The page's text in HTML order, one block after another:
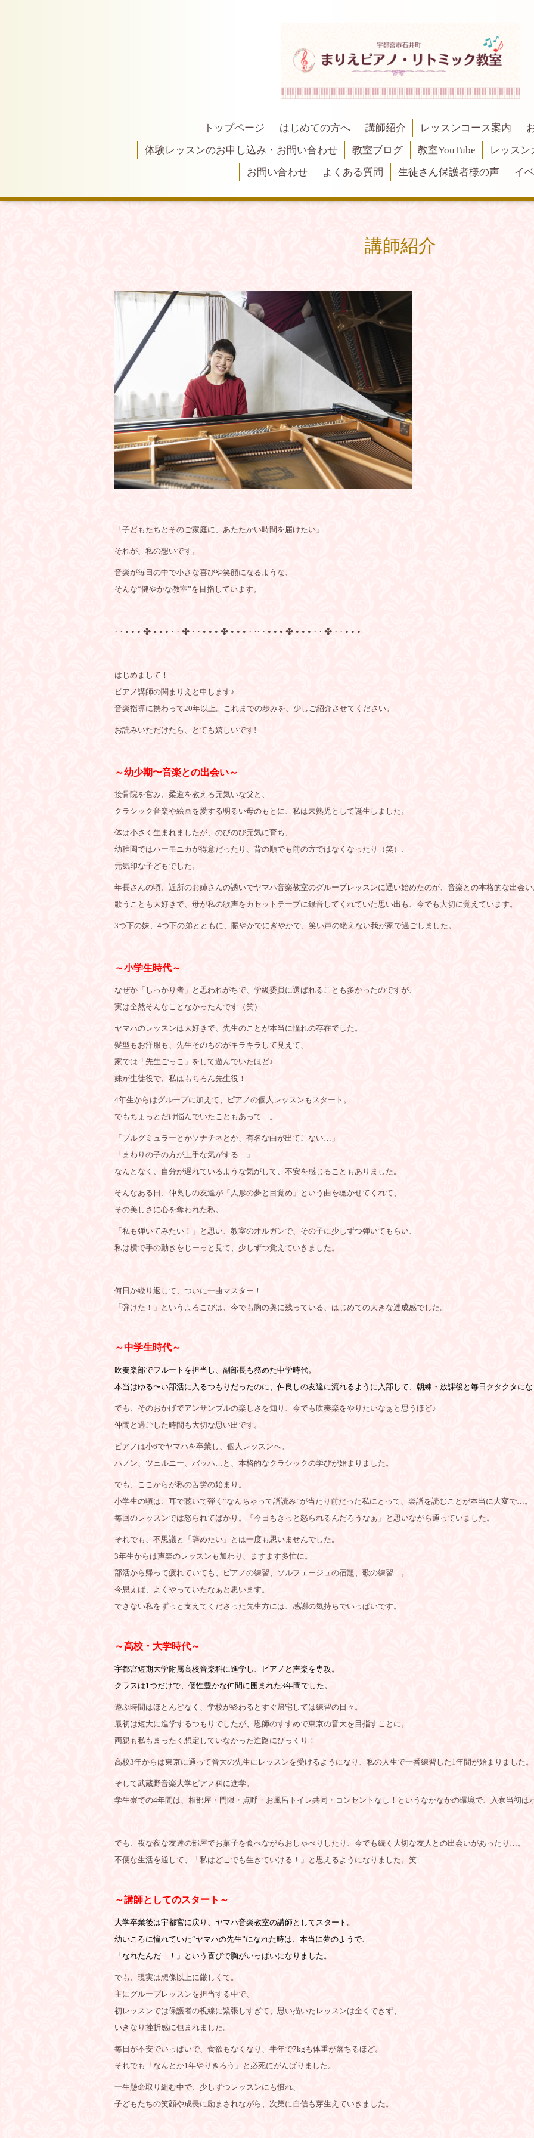
トップページ はじめての方へ 講師紹介 レッスンコース案内
体験レッスンのお申し込み・お問い合わせ
教室ブログ 教室YouTube
レッスン
お問い合わせ
よくある質問 生徒さん保護者様の声 イ
講師紹介
「子どもたちとそのご家庭に、あたたかい時間を届けたい」
それが、私の想いです。
音楽が毎日の中で小さな喜びや笑顔になるような、
そんな“健やかな教室”を目指しています。
· · • • • ✤ • • • · · ✤ · · • • • ✤ • • • · ·· · • • • ✤ • • • · · ✤ · · • • •
はじめまして！
ピアノ講師の関まりえと申します♪
音楽指導に携わって20年以上。これまでの歩みを、少しご紹介させてください。
お読みいただけたら、とても嬉しいです!
～幼少期〜音楽との出会い～
接骨院を営み、柔道を教える元気いな父と、
クラシック音楽や絵画を愛する明るい母のもとに、私は未熟児として誕生しました。
体は小さく生まれましたが、のびのび元気に育ち、
幼稚園ではハーモニカが得意だったり、背の順でも前の方ではなくなったり（笑）、
元気印な子どもでした。
年長さんの頃、近所のお姉さんの誘いでヤマハ音楽教室のグループレッスンに通い始めたのが、音楽との本格的な出会
歌うことも大好きで、母が私の歌声をカセットテープに録音してくれていた思い出も、今でも大切に覚えています。
3つ下の妹、4つ下の弟とともに、賑やかでにぎやかで、笑い声の絶えない我が家で過ごしました。
～小学生時代～
なぜか「しっかり者」と思われがちで、学級委員に選ばれることも多かったのですが、
実は全然そんなことなかったんです（笑）
ヤマハのレッスンは大好きで、先生のことが本当に憧れの存在でした。
髪型もお洋服も、先生そのものがキラキラして見えて、
家では「先生ごっこ」をして遊んでいたほど♪
妹が生徒役で、私はもちろん先生役！
4年生からはグループに加えて、ピアノの個人レッスンもスタート。
でもちょっとだけ悩んでいたこともあって…。
「ブルグミュラーとかソナチネとか、有名な曲が出てこない…」
「まわりの子の方が上手な気がする…」
なんとなく、自分が遅れているような気がして、不安を感じることもありました。
そんなある日、仲良しの友達が「人形の夢と目覚め」という曲を聴かせてくれて、
その美しさに心を奪われた私。
「私も弾いてみたい！」と思い、教室のオルガンで、その子に少しずつ弾いてもらい、
私は横で手の動きをじーっと見て、少しずつ覚えていきました。
何日か繰り返して、ついに一曲マスター！
「弾けた！」というよろこびは、今でも胸の奥に残っている、はじめての大きな達成感でした。
～中学生時代～
吹奏楽部でフルートを担当し、副部長も務めた中学時代。
本当はゆる〜い部活に入るつもりだったのに、仲良しの友達に流れるように入部して、朝練・放課後と毎日クタクタに
でも、そのおかげでアンサンブルの楽しさを知り、今でも吹奏楽をやりたいなぁと思うほど♪
仲間と過ごした時間も大切な思い出です。
ピアノは小6でヤマハを卒業し、個人レッスンへ。
ハノン、ツェルニー、バッハ…と、本格的なクラシックの学びが始まりました。
でも、ここからが私の苦労の始まり。
小学生の頃は、耳で聴いて弾く“なんちゃって譜読み”が当たり前だった私にとって、楽譜を読むことが本当に大変で…。
毎回のレッスンでは怒られてばかり。「今日もきっと怒られるんだろうなぁ」と思いながら通っていました。
それでも、不思議と「辞めたい」とは一度も思いませんでした。
3年生からは声楽のレッスンも加わり、ますます多忙に。
部活から帰って疲れていても、ピアノの練習、ソルフェージュの宿題、歌の練習…。
今思えば、よくやっていたなぁと思います。
できない私をずっと支えてくださった先生方には、感謝の気持ちでいっぱいです。
～高校・大学時代～
宇都宮短期大学附属高校音楽科に進学し、ピアノと声楽を専攻。
クラスは1つだけで、個性豊かな仲間に囲まれた3年間でした。
遊ぶ時間はほとんどなく、学校が終わるとすぐ帰宅しては練習の日々。
最初は短大に進学するつもりでしたが、恩師のすすめで東京の音大を目指すことに。
両親も私もまったく想定していなかった進路にびっくり！
高校3年からは東京に通って音大の先生にレッスンを受けるようになり、私の人生で一番練習した1年間が始まりました。
そして武蔵野音楽大学ピアノ科に進学。
学生寮での4年間は、相部屋・門限・点呼・お風呂トイレ共同・コンセントなし！というなかなかの環境で、入寮当初は
でも、夜な夜な友達の部屋でお菓子を食べながらおしゃべりしたり、今でも続く大切な友人との出会いがあったり…。
不便な生活を通して、「私はどこでも生きていける！」と思えるようになりました。笑
～講師としてのスタート～
大学卒業後は宇都宮に戻り、ヤマハ音楽教室の講師としてスタート。
幼いころに憧れていた“ヤマハの先生”になれた時は、本当に夢のようで、
「なれたんだ…！」という喜びで胸がいっぱいになりました。
でも、現実は想像以上に厳しくて。
主にグループレッスンを担当する中で、
初レッスンでは保護者の視線に緊張しすぎて、思い描いたレッスンは全くできず、
いきなり挫折感に包まれました。
毎日が不安でいっぱいで、食欲もなくなり、半年で7kgも体重が落ちるほど。
それでも「なんとか1年やりきろう」と必死にがんばりました。
一生懸命取り組む中で、少しずつレッスンにも慣れ、
子どもたちの笑顔や成長に励まされながら、次第に自信も芽生えていきました。